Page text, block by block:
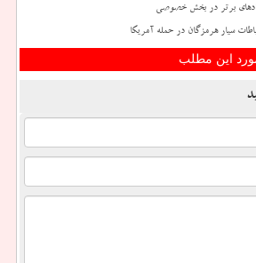
برتر در بخش خصوصی
سیار هرمزگان در حمله آمریکا
این مطلب